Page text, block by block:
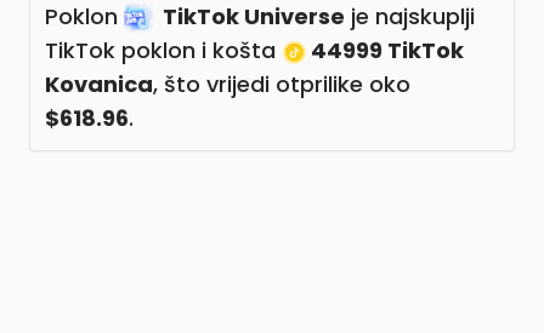
Poklon TikTok Universe je najskuplji
TikTok poklon i košta
44999 TikTok
Kovanica, što vrijedi otprilike oko
$618.96.